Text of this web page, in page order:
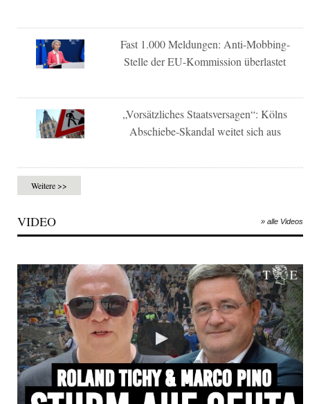
Fast 1.000 Meldungen: Anti-Mobbing-
Stelle der EU-Kommission überlastet
„Vorsätzliches Staatsversagen“: Kölns
Abschiebe-Skandal weitet sich aus
Weitere >>
VIDEO » alle Videos